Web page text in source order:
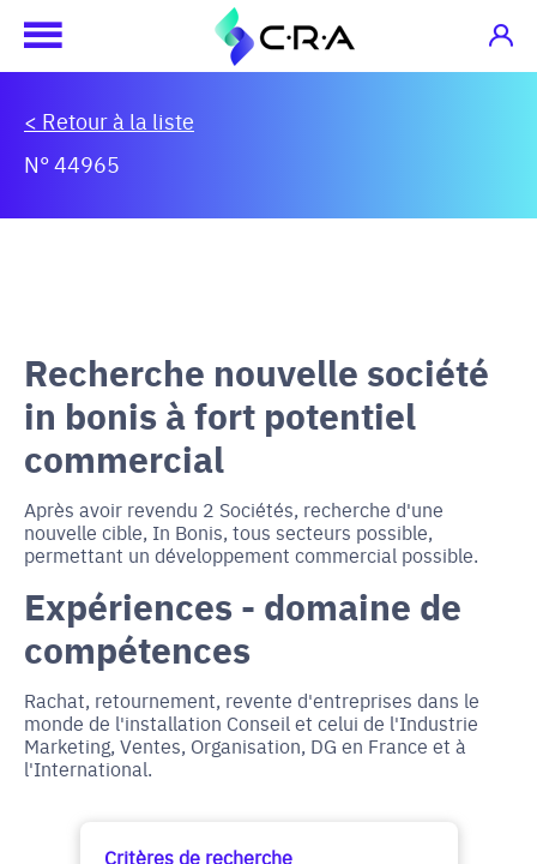
< Retour à la liste
N° 44965
Recherche nouvelle société
in bonis à fort potentiel
commercial
Après avoir revendu 2 Sociétés, recherche d'une
nouvelle cible, In Bonis, tous secteurs possible,
permettant un développement commercial possible.
Expériences - domaine de
compétences
Rachat, retournement, revente d'entreprises dans le
monde de l'installation Conseil et celui de l'Industrie
Marketing, Ventes, Organisation, DG en France et à
l'International.
Critères de recherche